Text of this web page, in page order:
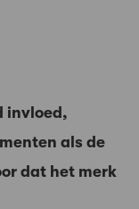
invloed,
als de
dat het merk